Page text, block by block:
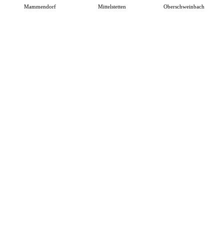
Mammendorf Mittelstetten Oberschweinbach